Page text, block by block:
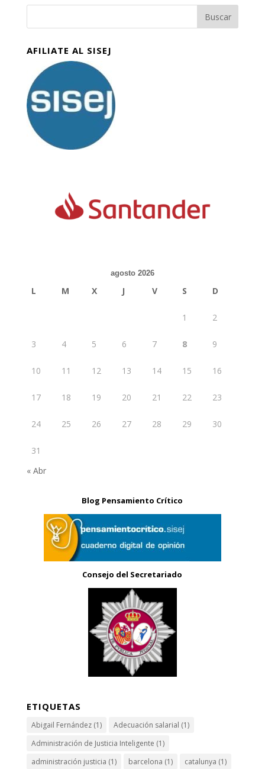
AFILIATE AL SISEJ
agosto 2026
L M X J V S D
1 2
3 4 5 6 7 8 9
10 11 12 13 14 15 16
17 18 19 20 21 22 23
24 25 26 27 28 29 30
31
« Abr
Blog Pensamiento Crítico
Consejo del Secretariado
ETIQUETAS
Abigail Fernández(1) Adecuación salarial (1)
Administración de Justicia Inteligente (1)
administración justicia (1) barcelona (1) catalunya (1)